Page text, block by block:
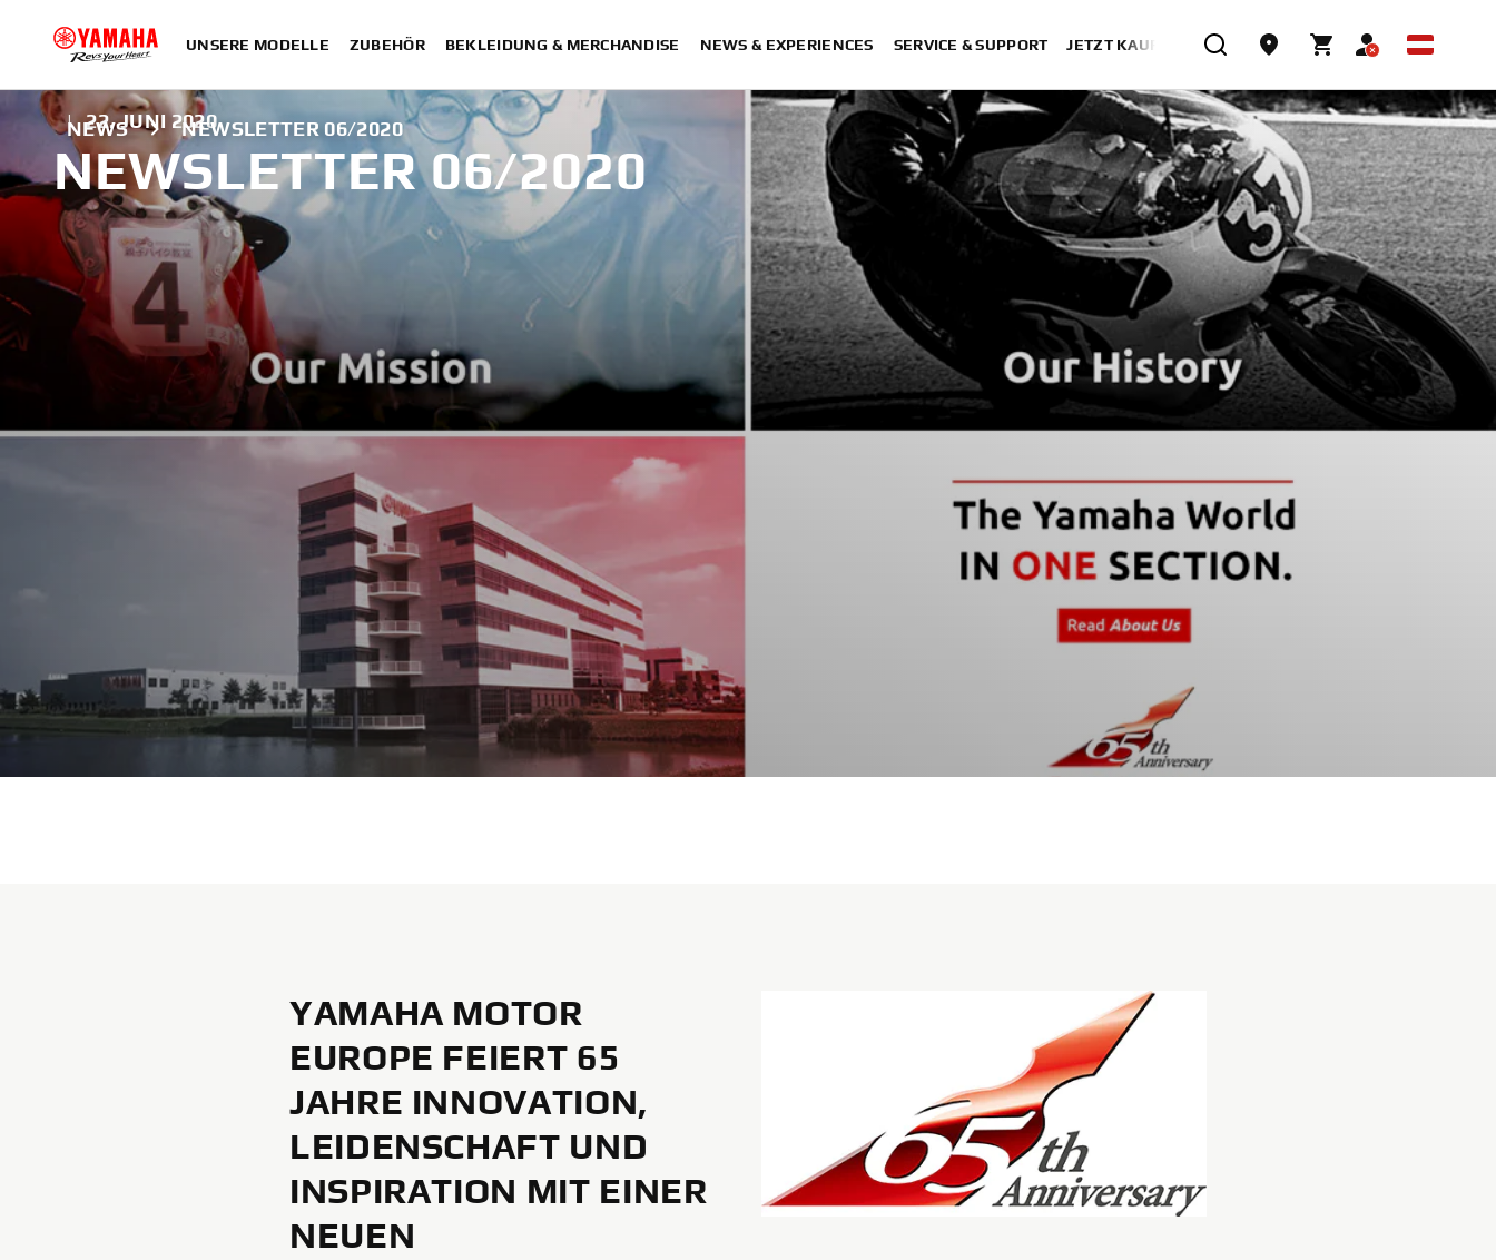
UNSERE MODELLE ZUBEHÖR BEKLEIDUNG & MERCHANDISE NEWS & EXPERIENCES SERVICE & SUPPORT JETZT KAUFEN
NEWS NEWSLETTER 06/2020
| 22. JUNI 2020
NEWSLETTER 06/2020
YAMAHA MOTOR
EUROPE FEIERT 65
JAHRE INNOVATION,
LEIDENSCHAFT UND
INSPIRATION MIT EINER
NEUEN